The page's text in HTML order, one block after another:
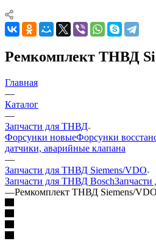
Ремкомплект ТНВД
Главная
—
Каталог
—
Запчасти для ТНВД
Форсунки новыеФорсунки
датчики, аварийные клапана
—
Запчасти для ТНВД Siemens/VDO
Запчасти для ТНВД Bosch
—Ремкомплект ТНВД Siemens/